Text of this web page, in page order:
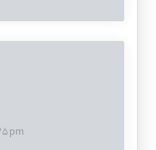
pm